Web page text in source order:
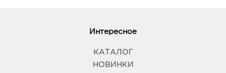
Интересное
КАТАЛОГ
НОВИНКИ